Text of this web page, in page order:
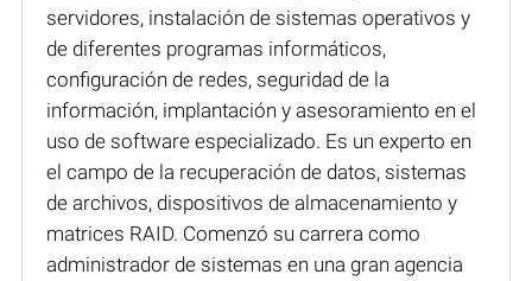
servidores, instalación de sistemas operativos y
de diferentes programas informáticos,
configuración de redes, seguridad de la
información, implantación y asesoramiento en el
uso de software especializado. Es un experto en
el campo de la recuperación de datos, sistemas
de archivos, dispositivos de almacenamiento y
matrices RAID. Comenzó su carrera como
administrador de sistemas en una gran agencia